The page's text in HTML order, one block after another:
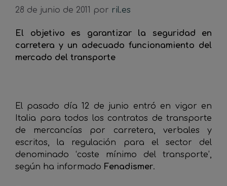
28 de junio de 2011 por ril.es
El objetivo es garantizar la seguridad en
carretera y un adecuado funcionamiento del
mercado del transporte
El pasado día 12 de junio entró en vigor en
Italia para todos los contratos de transporte
de mercancías por carretera, verbales y
escritos, la regulación para el sector del
denominado ‘coste mínimo del transporte’,
según ha informado Fenadismer.